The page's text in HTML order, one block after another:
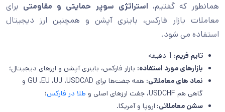
همانطور که گفتیم، استراتژی سوپر حمایتی و مقاومتی برای
معاملات بازار فارکس، باینری آپشن و همچنین ارز دیجیتال
استفاده می شود.
تایم فریم: 1 دقیقه
بازارهای مورد استفاده: بازار فارکس، باینری آپشن و ارزهای دیجیتال؛
نماد های معاملاتی:
همه جفت‌ها برای GU ،EU ،UJ ،USDCAD و
گاهی هم USDCHF، جفت ارزهای اصلی و
طلا در فارکس؛
سشن معاملاتی: اروپا و آمریکا.